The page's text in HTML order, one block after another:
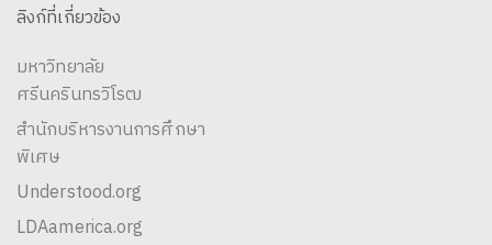
ลิงก์ที่เกี่ยวข้อง
มหาวิทยาลัย
ศรีนครินทรวิโรฒ
สำนักบริหารงานการศึกษา
พิเศษ
Understood.org
LDAamerica.org